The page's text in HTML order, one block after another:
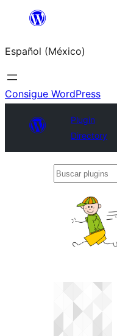
Saltar
contenido
Español (México)
Consigue WordPress
Plugin
Directory
Buscar